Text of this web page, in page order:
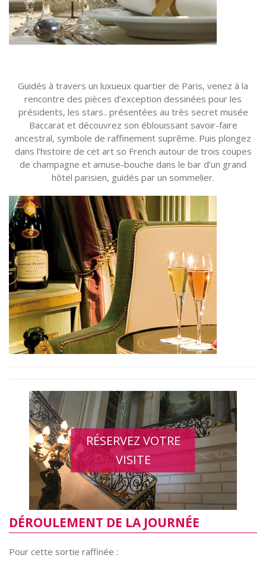
Guidés à travers un luxueux quartier de Paris, venez à la
rencontre des pièces d’exception dessinées pour les
présidents, les stars.. présentées au très secret musée
Baccarat et découvrez son éblouissant savoir-faire
ancestral, symbole de raffinement suprême. Puis plongez
dans l’histoire de cet art so French autour de trois coupes
de champagne et amuse-bouche dans le bar d’un grand
hôtel parisien, guidés par un sommelier.
RÉSERVEZ VOTRE
VISITE
DÉROULEMENT DE LA JOURNÉE
Pour cette sortie raffinée :